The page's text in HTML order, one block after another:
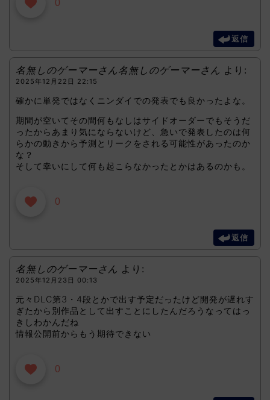
0
返信
名無しのゲーマーさん名無しのゲーマーさん より:
2025年12月22日 22:15
確かに単発ではなくニンダイでの発表でも良かったよな。
期間が空いてその間何もなしはサイドオーダーでもそうだ
ったからあまり気にならないけど、急いで発表したのは何
らかの動きから予測とリークをされる可能性があったのか
な？
そして幸いにして何も起こらなかったとかはあるのかも。
0
返信
名無しのゲーマーさん より:
2025年12月23日 00:13
元々DLC第3・4段とかで出す予定だったけど開発が遅れす
ぎたから別作品として出すことにしたんだろうなってはっ
きしわかんだね
情報公開前からもう期待できない
0